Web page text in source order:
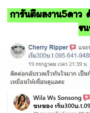
การันตีผลงาน5ดาว
ข